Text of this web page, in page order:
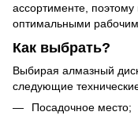
ассортименте,
оптимальными
Как выбрать?
Выбирая алмазный
следующие
Посадочное место;